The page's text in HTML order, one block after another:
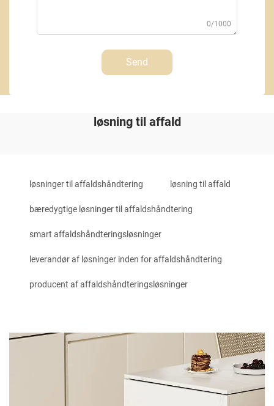
0/1000
Send
løsning til affald
løsninger til affaldshåndtering løsning til affald
bæredygtige løsninger til affaldshåndtering
smart affaldshåndteringsløsninger
leverandør af løsninger inden for affaldshåndtering
producent af affaldshåndteringsløsninger